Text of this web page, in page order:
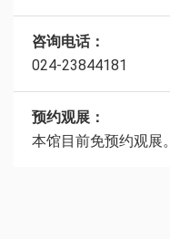
咨询电话：
024-23844181
预约观展：
本馆目前免预约观展。